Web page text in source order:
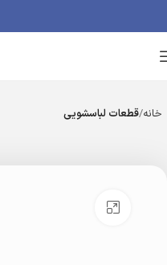
خانه قطعات لباسشویی